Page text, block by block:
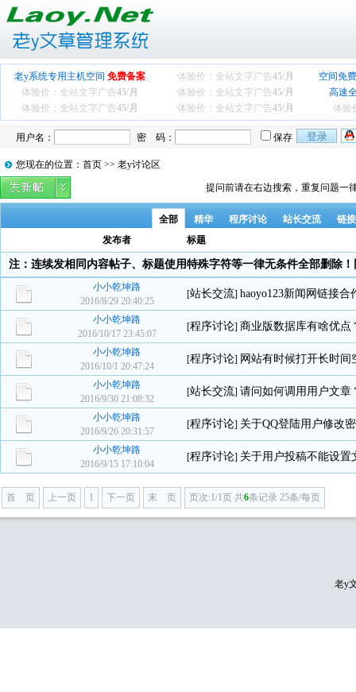
老y系统专用主机空间 免费备案 体验价：全站文字广告45/月
空间免
体验价：全站文字广告45/月 体验价：全站文字广告45/月
高速
体验价：全站文字广告45/月 体验价：全站文字广告45/月 体验
用户名： 密 码： 保存
您现在的位置：首页 >> 老y讨论区
提问前请在右边搜索，重复问题一
全部 精华 程序讨论 站长交流
链
发布者
标题
注：连续发相同内容帖子、标题使用特殊字符等一律无条件全部删除
小小乾坤路
2016/8/29 20:40:25
[站长交流] haoyo123新闻网链接合
小小乾坤路
2016/10/17 23:45:07
[程序讨论] 商业版数据库有啥优点
小小乾坤路
2016/10/1 20:47:24
[程序讨论] 网站有时候打开长时间
小小乾坤路
2016/9/30 21:08:32
[站长交流] 请问如何调用用户文章
小小乾坤路
2016/9/26 20:31:57
[程序讨论] 关于QQ登陆用户修改
小小乾坤路
2016/9/15 17:10:04
[程序讨论] 关于用户投稿不能设置
首 页 上一页 1 下一页 末 页 页次:1/1页 共6条记录 25条/每页
老y